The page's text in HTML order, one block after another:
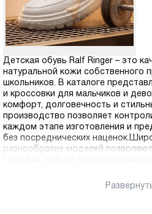
Детская обувь Ralf Ringer – это
натуральной кожи собственного
школьников. В каталоге
и кроссовки для мальчиков и
комфорт, долговечность и
производство позволяет
каждом этапе изготовления и
без посреднических
разнообразие моделей